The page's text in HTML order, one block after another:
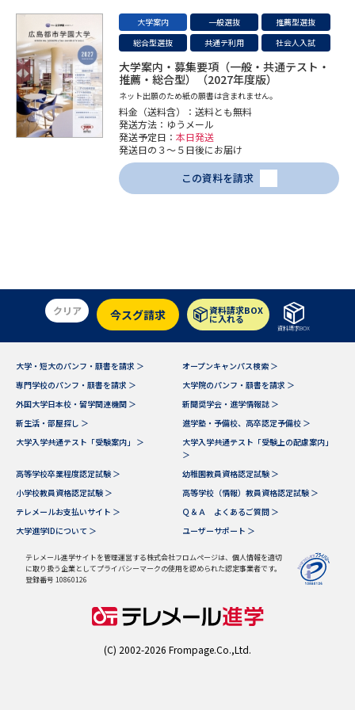
志望校・出願校を調べる
併願校選び 受験スケジュールを立てよう
先輩が入学を決めた理由 テレメール全国一斉進学調査
大学で学びたい学問発見
学問のミニ講義「夢ナビ講義」 学問分野解説
学問の教科書 夢ナビライブ
ユーザーサポート
Ｑ＆Ａ よくあるご質問 大学進学IDについて
資料の料金の
受付内容・発送状況の確認
テレメール
お支払いサイト
テレメール進学カタログ
訂正のご案内
大学案内 一般選抜
推薦型選抜
総合型選抜
共通テ利用 社会人入試
大学案内・募集要項（一般・共通テスト・
推薦・総合型）（2027年度版）
ネット出願のため紙の願書は含まれません。
料金（送料含）：送料とも無料
発送方法：ゆうメール
発送予定日： 本日発送
発送日の３～５日後にお届け
この資料を請求
クリア 今スグ請求 資料請求BOX
に入れる
資料請求BOX
大学・短大のパンフ・願書を請求 ＞
オープンキャンパス検索 ＞
専門学校のパンフ・願書を請求 ＞
大学院のパンフ・願書を請求 ＞
外国大学日本校・留学関連機関 ＞
新聞奨学会・進学情報誌 ＞
新生活・部屋探し ＞
進学塾・予備校、高卒認定予備校 ＞
大学入学共通テスト「受験案内」 ＞
大学入学共通テスト「受験上の配慮案内」
＞
高等学校卒業程度認定試験 ＞
幼稚園教員資格認定試験 ＞
小学校教員資格認定試験 ＞
高等学校（情報）教員資格認定試験 ＞
テレメールお支払いサイト ＞
Ｑ＆Ａ よくあるご質問 ＞
大学進学IDについて ＞
ユーザーサポート ＞
テレメール進学サイトを管理運営する株式会社フロムページは、個人情報を適切
に取り扱う企業としてプライバシーマークの使用を認められた認定事業者です。
登録番号 10860126
(C) 2002-2026 Frompage.Co.,Ltd.